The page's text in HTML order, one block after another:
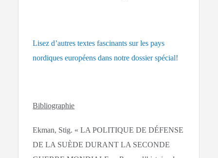
Lisez d’autres textes fascinants sur les pays
nordiques européens dans notre dossier spécial!
Bibliographie
Ekman, Stig. « LA POLITIQUE DE DÉFENSE
DE LA SUÈDE DURANT LA SECONDE